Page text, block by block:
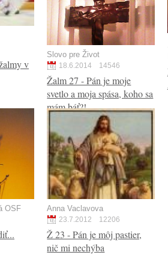
v
Slovo pre Život
18.6.2014 14546
Žalm 27 - Pán je moje
svetlo a moja spása, koho sa
mám báť?!
OSF Anna Vaclavova
23.7.2012 12206
Ž 23 - Pán je môj pastier,
nič mi nechýba